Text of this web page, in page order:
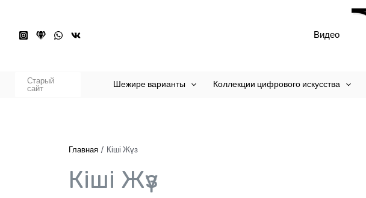
Видео
Старый
сайт
Шежире варианты Коллекции цифрового искусства
Главная Кіші Жүз
Кіші Жүз